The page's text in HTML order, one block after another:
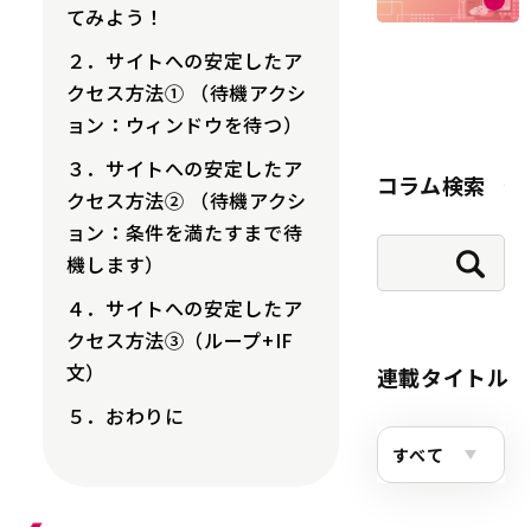
てみよう！
２．サイトへの安定したア
クセス方法① （待機アクシ
ョン：ウィンドウを待つ）
３．サイトへの安定したア
クセス方法② （待機アクシ
ョン：条件を満たすまで待
機します）
４．サイトへの安定したア
クセス方法③（ループ+IF
文）
５．おわりに
コラム検索
連載タイトル